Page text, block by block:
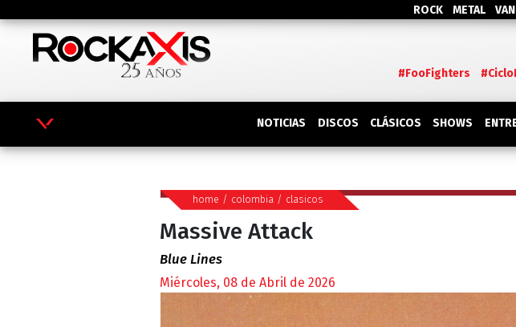
ROCK METAL
#FooFighters
NOTICIAS DISCOS CLÁSICOS SHOWS
home / colombia/ clasicos
Massive Attack
Blue Lines
Miércoles, 08 de Abril de 2026